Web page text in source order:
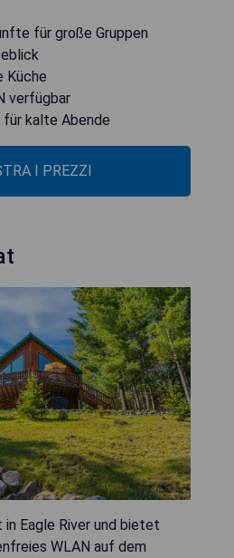
für große Gruppen
Küche
verfügbar
für kalte Abende
I PREZZI
Eagle River und bietet
WLAN auf dem